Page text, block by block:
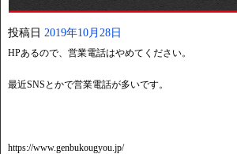
投稿日 2019年10月28日
HPあるので、営業電話はやめてください。
最近SNSとかで営業電話が多いです。
https://www.genbukougyou.jp/